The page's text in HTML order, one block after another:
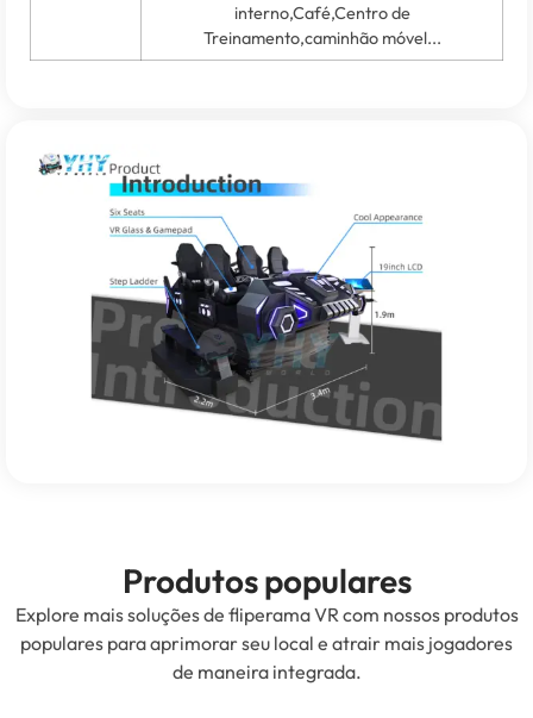
interno,Café,Centro de
Treinamento,caminhão móvel...
Produtos populares
Explore mais soluções de fliperama VR com nossos produtos
populares para aprimorar seu local e atrair mais jogadores
de maneira integrada.